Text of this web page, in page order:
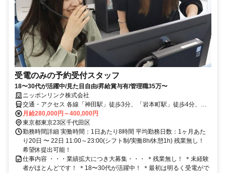
受電のみの予約受付スタッフ
18〜30代が活躍中/見た目自由/昇給賞与有/管理職35万〜
ニッポンリンク株式会社
交通・アクセス 各線「神田駅」徒歩3分、「岩本町駅」徒歩4分、各
線「秋葉原駅」徒歩8分
月給280,000円～400,000円
東京都東京23区千代田区
勤務時間詳細 実働時間：1日あたり8時間 平均勤務日数：1ヶ月あた
り20日 〜 22日 11:00～23:00(シフト制/実働8h/休憩1h) 残業無し！
希望休提出可能！
仕事内容 ・・・業績拡大につき大募集・・・ ＊残業無し！ ＊未経験
者がほとんどです！ ＊18〜30代が活躍中！ ＊最初は明るく受電がで